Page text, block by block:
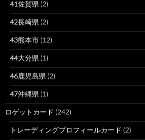
41佐賀県 (2)
42長崎県 (2)
43熊本市 (12)
44大分県 (1)
46鹿児島県 (2)
47沖縄県 (1)
ロゲットカード (242)
トレーディングプロフィールカード (2)